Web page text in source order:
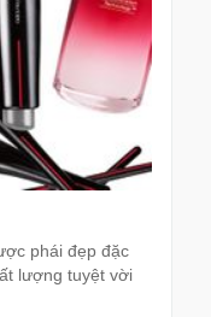
phái đẹp đặc
lượng tuyệt vời